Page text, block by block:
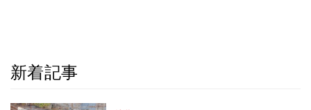
新着記事